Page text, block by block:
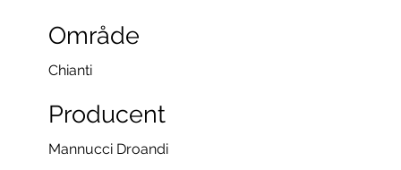
Område
Chianti
Producent
Mannucci Droandi